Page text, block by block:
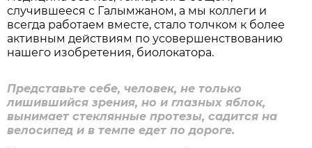
случившееся с Галымжаном, а мы коллеги и
всегда работаем вместе, стало толчком к более
активным действиям по усовершенствованию
нашего изобретения, биолокатора.
Представьте себе, человек, не только
лишившийся зрения, но и глазных яблок,
вынимает стеклянные протезы, садится на
велосипед и в темпе едет по дороге.